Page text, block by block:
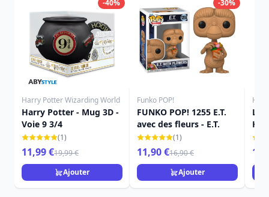
-40%
Harry Potter Wizarding World
Harry Potter - Mug 3D -
Voie 9 3/4
(1)
11,99 €19,99 €
Ajouter
-30%
Funko POP!
FUNKO POP! 1255 E.T.
avec des fleurs - E.T.
(1)
11,90 €16,90 €
Ajouter
Le